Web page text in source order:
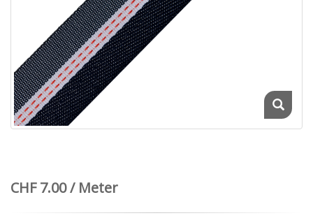
CHF 7.00 / Meter